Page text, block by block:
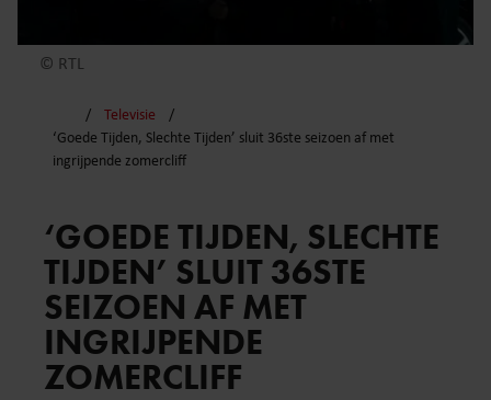
© RTL
Televisie
‘Goede Tijden, Slechte Tijden’ sluit 36ste seizoen af met
ingrijpende zomercliff
‘GOEDE TIJDEN, SLECHTE
TIJDEN’ SLUIT 36STE
SEIZOEN AF MET
INGRIJPENDE
ZOMERCLIFF